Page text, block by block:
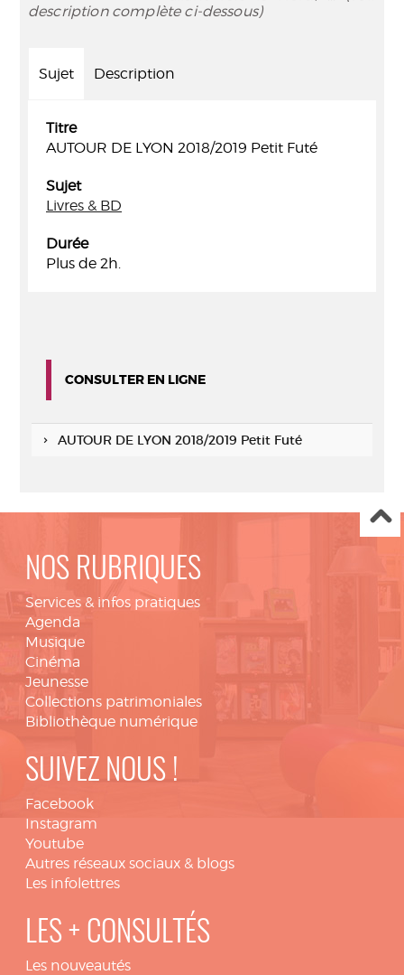
description complète ci-dessous)
Sujet Description
Titre
AUTOUR DE LYON 2018/2019 Petit Futé
Sujet
Livres & BD
Durée
Plus de 2h.
CONSULTER EN LIGNE
AUTOUR DE LYON 2018/2019 Petit Futé
NOS RUBRIQUES
Services & infos pratiques
Agenda
Musique
Cinéma
Jeunesse
Collections patrimoniales
Bibliothèque numérique
SUIVEZ NOUS !
Facebook
Instagram
Youtube
Autres réseaux sociaux & blogs
Les infolettres
LES + CONSULTÉS
Les nouveautés